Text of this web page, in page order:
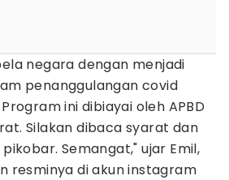
negara dengan menjadi
penanggulangan covid
ini dibiayai oleh APBD
Silakan dibaca syarat dan
Semangat," ujar Emil,
resminya di akun instagram